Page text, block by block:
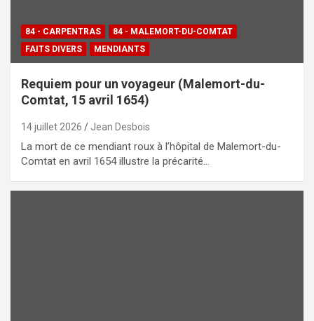
84 - CARPENTRAS
84 - MALEMORT-DU-COMTAT
FAITS DIVERS
MENDIANTS
Requiem pour un voyageur (Malemort-du-
Comtat, 15 avril 1654)
14 juillet 2026 Jean Desbois
La mort de ce mendiant roux à l’hôpital de Malemort-du-
Comtat en avril 1654 illustre la précarité…